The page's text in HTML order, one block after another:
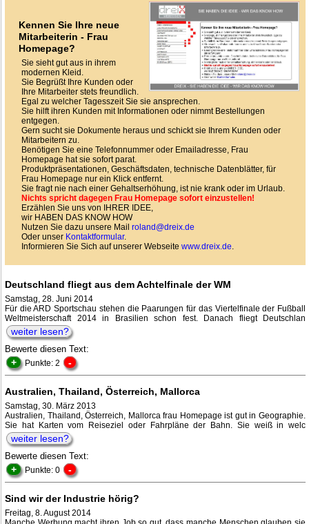
Kennen Sie Ihre neue
Mitarbeiterin - Frau
Homepage?
Sie sieht gut aus in ihrem
modernen Kleid.
Sie Begrüßt Ihre Kunden oder
Ihre Mitarbeiter stets freundlich.
Egal zu welcher Tagesszeit Sie sie ansprechen.
Sie hilft ihren Kunden mit Informationen oder nimmt Bestellungen
entgegen.
Gern sucht sie Dokumente heraus und schickt sie Ihrem Kunden oder
Mitarbeitern zu.
Benötigen Sie eine Telefonnummer oder Emailadresse, Frau
Homepage hat sie sofort parat.
Produktpräsentationen, Geschäftsdaten, technische Datenblätter, für
Frau Homepage nur ein Klick entfernt.
Sie fragt nie nach einer Gehaltserhöhung, ist nie krank oder im Urlaub.
Nichts spricht dagegen Frau Homepage sofort einzustellen!
Erzählen Sie uns von IHRER IDEE,
wir HABEN DAS KNOW HOW
Nutzen Sie dazu unsere Mail roland@dreix.de
Oder unser Kontaktformular.
Informieren Sie Sich auf unserer Webseite www.dreix.de.
Deutschland fliegt aus dem Achtelfinale der WM
Samstag, 28. Juni 2014
Für die ARD Sportschau stehen die Paarungen für das Viertelfinale der Fußball
Weltmeisterschaft 2014 in Brasilien schon fest. Danach fliegt Deutschlan
weiter lesen?
Bewerte diesen Text:
+ Punkte: 2 -
Australien, Thailand, Österreich, Mallorca
Samstag, 30. März 2013
Australien, Thailand, Österreich, Mallorca frau Homepage ist gut in Geographie.
Sie hat Karten vom Reiseziel oder Fahrpläne der Bahn. Sie weiß in welc
weiter lesen?
Bewerte diesen Text:
+ Punkte: 0 -
Sind wir der Industrie hörig?
Freitag, 8. August 2014